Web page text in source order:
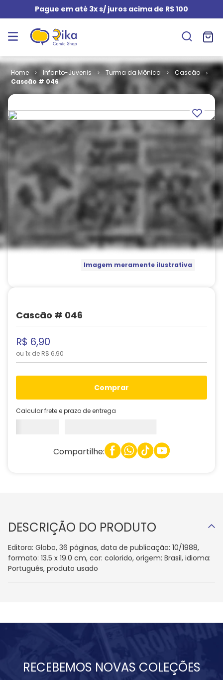
Pague em até 3x s/ juros acima de R$ 100
Infanto-Juvenis Turma da Mônica
Cascão
Cascão # 046
Imagem meramente ilustrativa
Cascão # 046
R$ 6,90
ou 1x de R$ 6,90
comprar
Calcular frete e prazo de entrega
Compartilhe:
DESCRIÇÃO DO PRODUTO
Editora: Globo, 36 páginas, data de publicação: 10/1988,
formato: 13.5 x 19.0 cm, cor: colorido, origem: Brasil, idioma:
Português, produto usado
RECEBEMOS NOVAS COLEÇÕES